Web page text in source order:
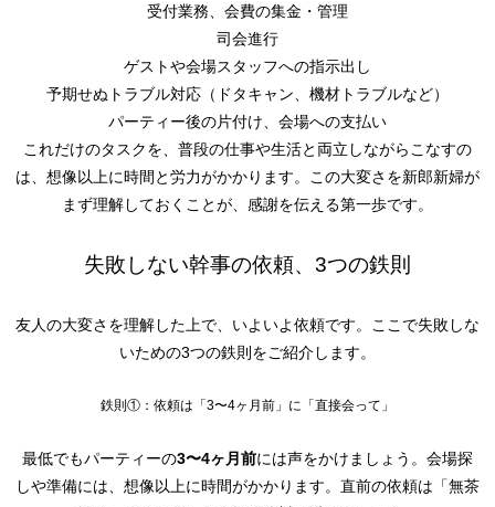
受付業務、会費の集金・管理
司会進行
ゲストや会場スタッフへの指示出し
予期せぬトラブル対応（ドタキャン、機材トラブルなど）
パーティー後の片付け、会場への支払い
これだけのタスクを、普段の仕事や生活と両立しながらこなすの
は、想像以上に時間と労力がかかります。この大変さを新郎新婦が
まず理解しておくことが、感謝を伝える第一歩です。
失敗しない幹事の依頼、3つの鉄則
友人の大変さを理解した上で、いよいよ依頼です。ここで失敗しな
いための3つの鉄則をご紹介します。
鉄則①：依頼は「3〜4ヶ月前」に「直接会って」
最低でもパーティーの3〜4ヶ月前には声をかけましょう。会場探
しや準備には、想像以上に時間がかかります。直前の依頼は「無茶